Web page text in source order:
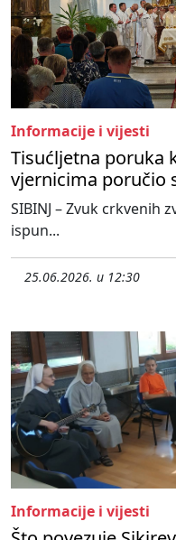
Informacije i vijesti
Tisućljetna poruka
vjernicima poručio
SIBINJ – Zvuk crkvenih
ispun...
25.06.2026. u 12:30
Informacije i vijesti